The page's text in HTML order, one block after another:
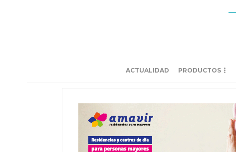
ACTUALIDAD PRODUCTOS